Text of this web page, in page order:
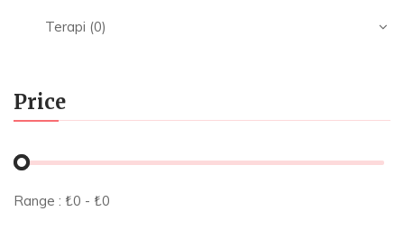
Terapi (0)
Price
Range : ₺0 - ₺0